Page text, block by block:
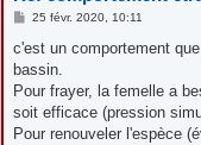
M
s
a
g
25 févr. 2020, 10:11
c'est un comportement
bassin.
Pour frayer, la femelle a
soit efficace (pression
Pour renouveler l'espèce